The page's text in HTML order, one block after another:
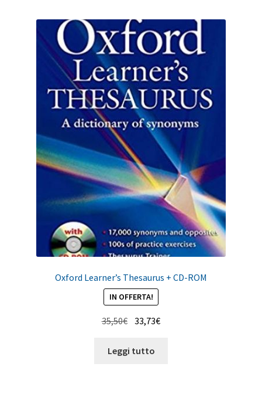
Oxford Learner’s Thesaurus + CD-ROM
IN OFFERTA!
35,50€
originale
33,73€Il
Leggi tutto